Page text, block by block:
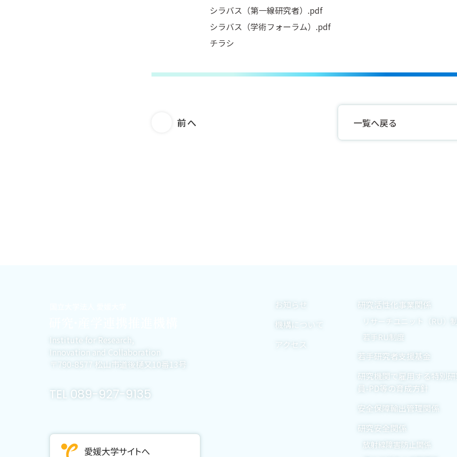
シラバス（第一線研究者）.pdf
シラバス（学術フォーラム）.pdf
チラシ
前へ 一覧へ戻る
Institute for Research,
Innovation and Collaboration
〒790-8577 松山市道後樋又10番13号
TEL 089-927-9135
お知らせ
機構について
アクセス
研究活性化事業関係
リサーチユニット（RU）
若手RU制度
若手研究者支援基金
研究機関で雇用する特別
員-PD等の育成方針
安全保障輸出管理関係
研究安全関係
放射線障害防止関係